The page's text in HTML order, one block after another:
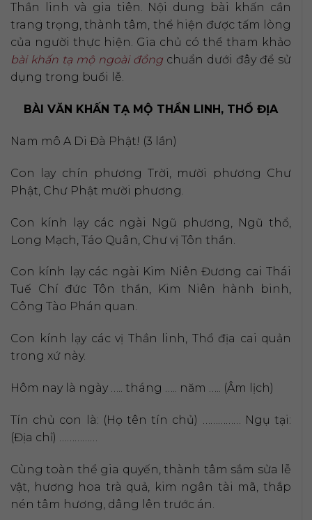
Thần linh và gia tiên. Nội dung bài khấn cần
trang trọng, thành tâm, thể hiện được tấm lòng
của người thực hiện. Gia chủ có thể tham khảo
bài khấn tạ mộ ngoài đồng chuẩn dưới đây để sử
dụng trong buổi lễ.
BÀI VĂN KHẤN TẠ MỘ THẦN LINH, THỔ ĐỊA
Nam mô A Di Đà Phật! (3 lần)
Con lạy chín phương Trời, mười phương Chư
Phật, Chư Phật mười phương.
Con kính lạy các ngài Ngũ phương, Ngũ thổ,
Long Mạch, Táo Quân, Chư vị Tôn thần.
Con kính lạy các ngài Kim Niên Đương cai Thái
Tuế Chí đức Tôn thần, Kim Niên hành binh,
Công Tào Phán quan.
Con kính lạy các vị Thần linh, Thổ địa cai quản
trong xứ này.
Hôm nay là ngày ….. tháng ….. năm ….. (Âm lịch)
Tín chủ con là: (Họ tên tín chủ) …………… Ngụ tại:
(Địa chỉ) ……………
Cùng toàn thể gia quyến, thành tâm sắm sửa lễ
vật, hương hoa trà quả, kim ngân tài mã, thắp
nén tâm hương, dâng lên trước án.